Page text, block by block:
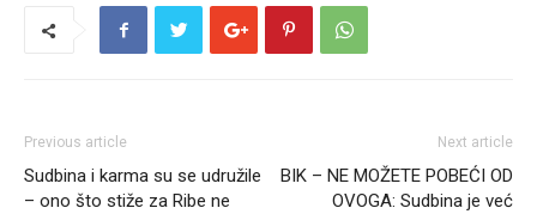
Previous article
Sudbina i karma su se udružile
– ono što stiže za Ribe ne
Next article
BIK – NE MOŽETE POBEĆI OD
OVOGA: Sudbina je već